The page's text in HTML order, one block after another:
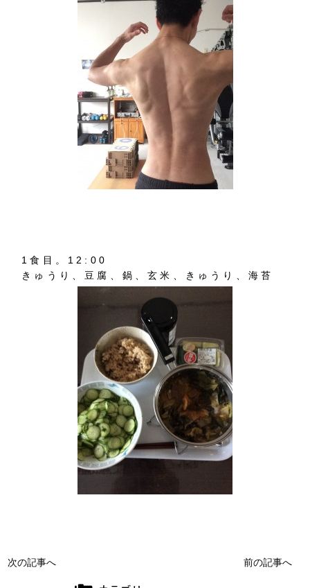
1食目。12:00
きゅうり、豆腐、鍋、玄米、きゅうり、海苔
次の記事へ 前の記事へ